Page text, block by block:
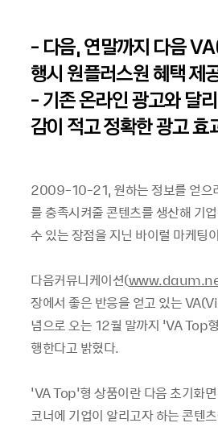
- 다음, 연말까지 다음
행시 원플러스원 혜택 제
- 기존 온라인 광고와 달
감이 적고 정확한 광고 효
2009-10-21, 원하는 정보를 얻으
를 충족시켜줄 콘텐츠를 생산해 기
수 있는 장점을 지닌 바이럴 마케팅
다음커뮤니케이션(
장에서 좋은 반응을 얻고 있는
념으로 오는 12월 말까지 'VA Top
행한다고 밝혔다.
'VA Top'형 상품이란 다음 초기화
코너에 기업이 알리고자 하는 콘텐